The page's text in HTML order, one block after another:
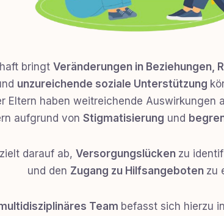
bringt Veränderungen in Beziehungen,
unzureichende soziale Unterstützung
Eltern haben weitreichende Auswirkungen
aufgrund von Stigmatisierung und
darauf ab, Versorgungslücken zu
und den Zugang zu Hilfsangeboten zu
Team befasst sich hierzu